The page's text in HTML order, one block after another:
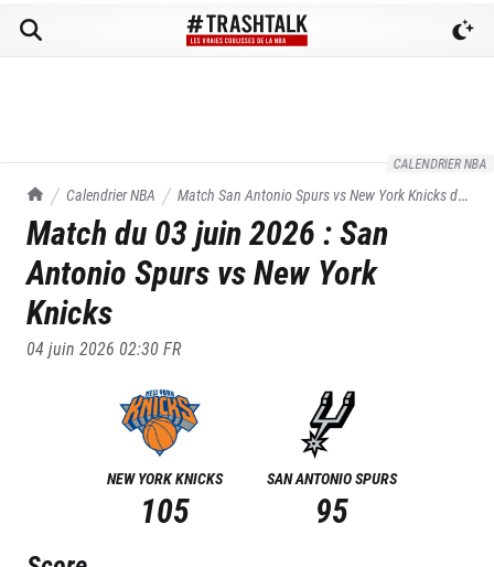
CALENDRIER NBA
TrashTalk Actu NBA
Calendrier NBA Match San Antonio Spurs vsNew York Knicksdu
03/06/2026
Match du 03 juin 2026 :San
Antonio Spurs vsNew York
Knicks
04 juin 2026 02:30FR
NEW YORK KNICKS
105
SAN ANTONIO SPURS
95